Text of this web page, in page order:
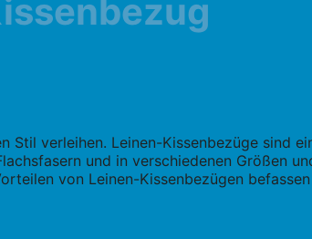
verleihen. Leinen-Kissenbezüge sind
und in verschiedenen Größen
von Leinen-Kissenbezügen